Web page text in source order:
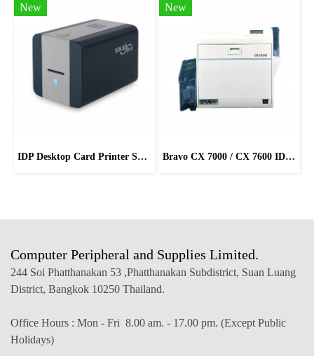
New
IDP Desktop Card Printer Solid-210
New
Bravo CX 7000 / CX 7600 ID Card Printers
Computer Peripheral and Supplies Limited.
244 Soi Phatthanakan 53 ,Phatthanakan Subdistrict, Suan Luang
District, Bangkok 10250 Thailand.
Office Hours : Mon - Fri 8.00 am. - 17.00 pm. (Except Public
Holidays)